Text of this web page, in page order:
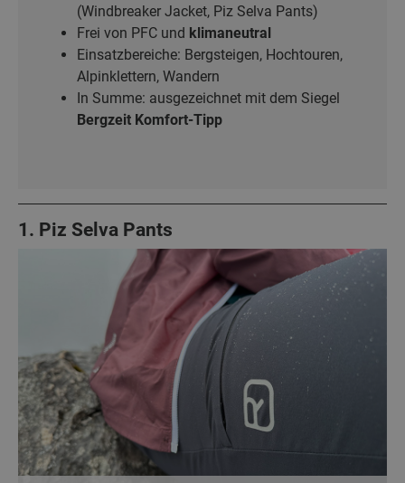
(Windbreaker Jacket, Piz Selva Pants)
Frei von PFC und klimaneutral
Einsatzbereiche: Bergsteigen, Hochtouren,
Alpinklettern, Wandern
In Summe: ausgezeichnet mit dem Siegel
Bergzeit Komfort-Tipp
1. Piz Selva Pants